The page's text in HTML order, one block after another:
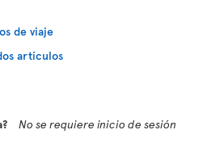
de viaje
artículos
No se requiere inicio de sesión